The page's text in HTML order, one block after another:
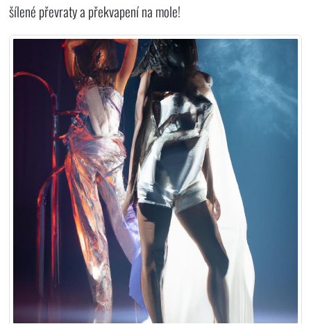
šílené převraty a překvapení na mole!